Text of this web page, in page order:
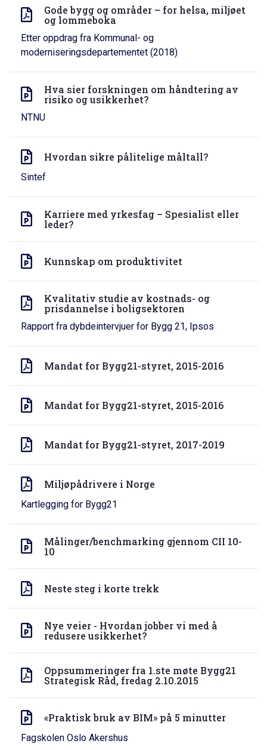
Gode bygg og områder – for helsa, miljøet
og lommeboka
Etter oppdrag fra Kommunal- og
moderniseringsdepartementet (2018)
Hva sier forskningen om håndtering av
risiko og usikkerhet?
NTNU
Hvordan sikre pålitelige måltall?
Sintef
Karriere med yrkesfag – Spesialist eller
leder?
Kunnskap om produktivitet
Kvalitativ studie av kostnads- og
prisdannelse i boligsektoren
Rapport fra dybdeintervjuer for Bygg 21, Ipsos
Mandat for Bygg21-styret, 2015-2016
Mandat for Bygg21-styret, 2015-2016
Mandat for Bygg21-styret, 2017-2019
Miljøpådrivere i Norge
Kartlegging for Bygg21
Målinger/benchmarking gjennom CII 10-
10
Neste steg i korte trekk
Nye veier - Hvordan jobber vi med å
redusere usikkerhet?
Oppsummeringer fra 1.ste møte Bygg21
Strategisk Råd, fredag 2.10.2015
«Praktisk bruk av BIM» på 5 minutter
Fagskolen Oslo Akershus